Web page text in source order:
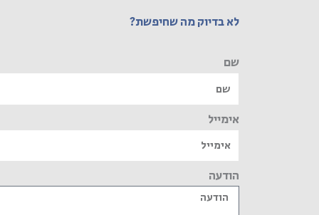
לא בדיוק מה שחיפשת?
שם
אימייל
הודעה